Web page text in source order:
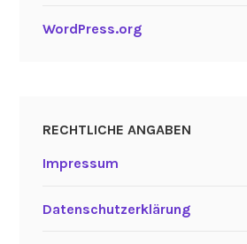
WordPress.org
RECHTLICHE ANGABEN
Impressum
Datenschutzerklärung